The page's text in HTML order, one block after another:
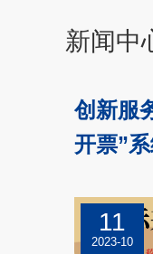
新闻中
创新服
开票”